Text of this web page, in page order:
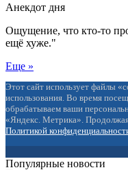
Анекдот дня
Ощущение, что кто-то
ещё хуже."
Еще »
Этот сайт использует файлы
использования. Во время
обрабатываем ваши
«Яндекс. Метрика». Продолжая
Политикой
Популярные новости